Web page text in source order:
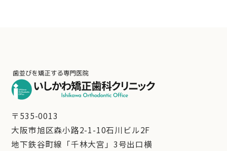
〒535-0013
大阪市旭区森小路2-1-10石川ビル2F
地下鉄谷町線「千林大宮」3号出口横